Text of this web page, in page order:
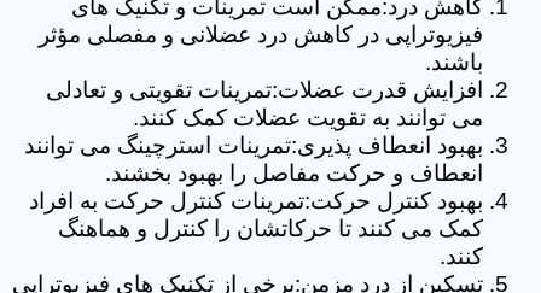
کاهش درد:ممکن است تمرینات و تکنیک های
فیزیوتراپی در کاهش درد عضلانی و مفصلی مؤثر
باشند.
افزایش قدرت عضلات:تمرینات تقویتی و تعادلی
می توانند به تقویت عضلات کمک کنند.
بهبود انعطاف پذیری:تمرینات استرچینگ می توانند
انعطاف و حرکت مفاصل را بهبود بخشند.
بهبود کنترل حرکت:تمرینات کنترل حرکت به افراد
کمک می کنند تا حرکاتشان را کنترل و هماهنگ
کنند.
تسکین از درد مزمن:برخی از تکنیک های فیزیوتراپی